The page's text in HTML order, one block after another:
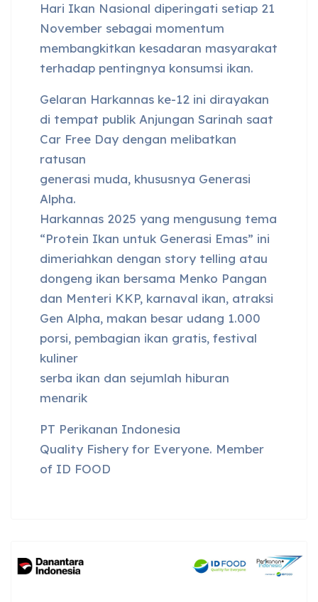
Hari Ikan Nasional diperingati setiap 21
November sebagai momentum
membangkitkan kesadaran masyarakat
terhadap pentingnya konsumsi ikan.
Gelaran Harkannas ke-12 ini dirayakan
di tempat publik Anjungan Sarinah saat
Car Free Day dengan melibatkan
ratusan
generasi muda, khususnya Generasi
Alpha.
Harkannas 2025 yang mengusung tema
“Protein Ikan untuk Generasi Emas” ini
dimeriahkan dengan story telling atau
dongeng ikan bersama Menko Pangan
dan Menteri KKP, karnaval ikan, atraksi
Gen Alpha, makan besar udang 1.000
porsi, pembagian ikan gratis, festival
kuliner
serba ikan dan sejumlah hiburan
menarik
PT Perikanan Indonesia
Quality Fishery for Everyone. Member
of ID FOOD